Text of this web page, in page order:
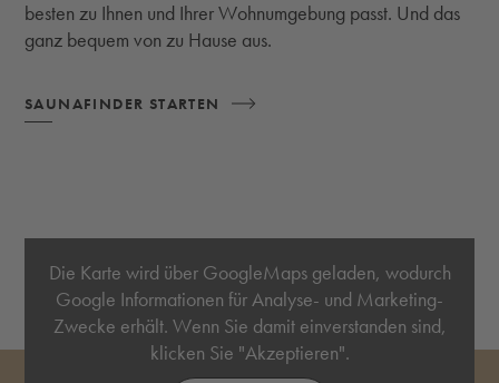
besten zu Ihnen und Ihrer Wohnumgebung passt. Und das
ganz bequem von zu Hause aus.
SAUNAFINDER STARTEN
Die Karte wird über GoogleMaps geladen, wodurch
Google Informationen für Analyse- und Marketing-
Zwecke erhält. Wenn Sie damit einverstanden sind,
klicken Sie "Akzeptieren".